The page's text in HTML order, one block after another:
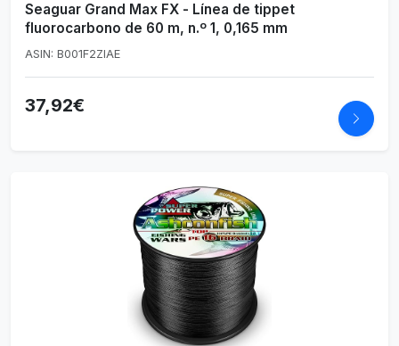
Seaguar Grand Max FX - Línea de tippet
fluorocarbono de 60 m, n.º 1, 0,165 mm
ASIN: B001F2ZIAE
37,92€